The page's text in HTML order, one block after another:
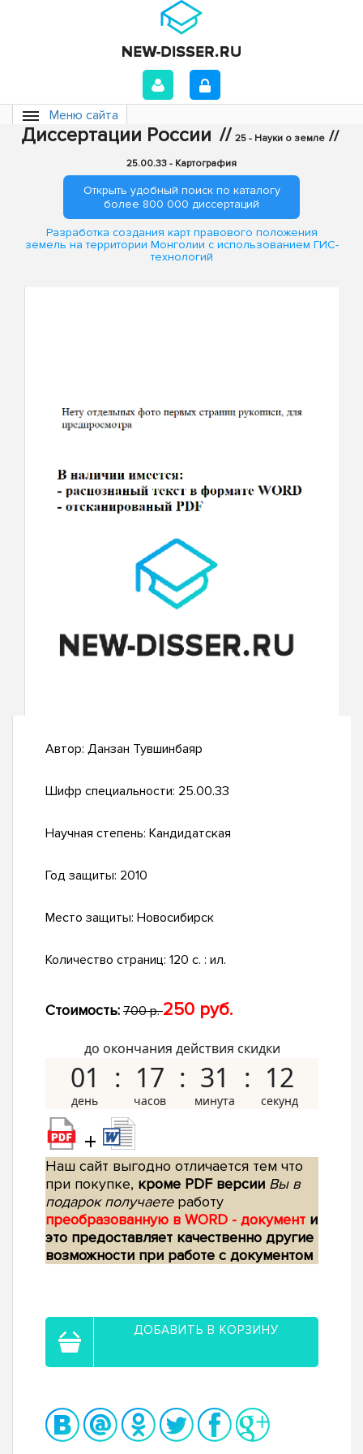
Меню сайта
Диссертации России // 25 - Науки о земле //
25.00.33 - Картография
Открыть удобный поиск по каталогу
более 800 000 диссертаций
Разработка создания карт правового положения
земель на территории Монголии с использованием ГИС-
технологий
Автор: Данзан Тувшинбаяр
Шифр специальности: 25.00.33
Научная степень: Кандидатская
Год защиты: 2010
Место защиты: Новосибирск
Количество страниц: 120 с. : ил.
Стоимость: 700 р.250 руб.
до окончания действия скидки
01 17 31 11
+
Наш сайт выгодно отличается тем что
при покупке, кроме PDF версии Вы в
подарок получаетеработу
преобразованную в WORD - документ и
это предоставляет качественно другие
возможности при работе с документом
ДОБАВИТЬ В КОРЗИНУ